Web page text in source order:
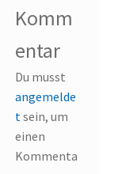
Komm
entar
Du musst
angemelde
tsein, um
einen
Kommenta